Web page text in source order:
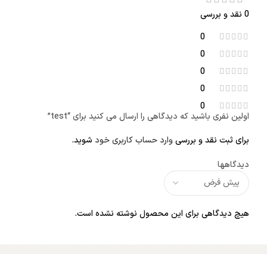
0 نقد و بررسی
0
0
0
0
0
دیدگاهها
هیچ دیدگاهی برای این محصول نوشته نشده است.
اولین نفری باشید که دیدگاهی را ارسال می کنید برای “test”
برای ثبت نقد و بررسیوارد حساب کاربری خود شوید.